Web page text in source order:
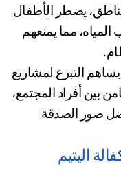
دعم التعليم: في العديد من المناطق، يضطر الأطفال
إلى قطع مسافات طويلة لجلب المياه، مما يمنعهم
تعزيز روح التكافل الاجتماعي: يساهم التبرع لمشاريع
سقيا الماء في تعزيز روح التضامن بين أفراد المجتمع،
ويعتبر سقيا الماء اهداء من أفضل صور الصدقة
كيفية اختيار جمعية كفالة اليتيم